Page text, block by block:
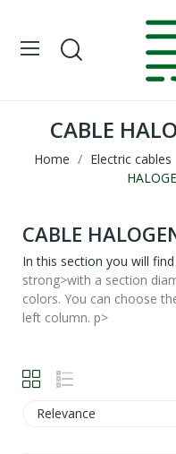
CABLE
Home Electric cables
CABLE
In this section you will find
strong>with a section
colors. You can choose
left column. p>
Relevance